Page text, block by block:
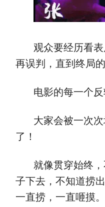
观众要经历看
再误判，直到终局
电影的每一个
大家会被一次
了！
就像贯穿始终
子下去，不知道捞
一直捞，一直咂摸